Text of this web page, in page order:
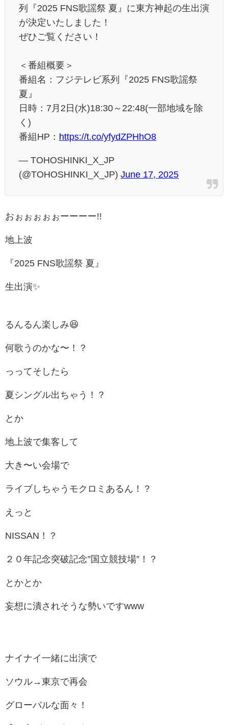
列『2025 FNS歌謡祭 夏』に東方神起の生出演
が決定いたしました！
ぜひご覧ください！
＜番組概要＞
番組名：フジテレビ系列『2025 FNS歌謡祭
夏』
日時：7月2日(水)18:30～22:48(一部地域を除
く)
番組HP： https://t.co/yfydZPHhO8
— TOHOSHINKI_X_JP
(@TOHOSHINKI_X_JP) June 17, 2025
おぉぉぉぉぉーーーー!!
地上波
『2025 FNS歌謡祭 夏』
生出演✨️
るんるん楽しみ😆
何歌うのかな〜！？
っってそしたら
夏シングル出ちゃう！？
とか
地上波で集客して
大き〜い会場で
ライブしちゃうモクロミあるん！？
えっと
NISSAN！？
２０年記念突破記念”国立競技場”！？
とかとか
妄想に潰されそうな勢いですwww
ナイナイ一緒に出演で
ソウル→東京で再会
グローバルな面々！